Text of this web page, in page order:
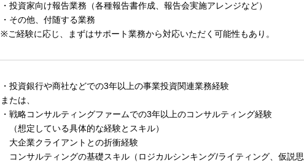
・投資家向け報告業務（各種報告書作成、報告会実施アレンジなど）
・その他、付随する業務
※ご経験に応じ、まずはサポート業務から対応いただく可能性もあり。
・投資銀行や商社などでの3年以上の事業投資関連業務経験
または、
・戦略コンサルティングファームでの3年以上のコンサルティング経験
（想定している具体的な経験とスキル）
大企業クライアントとの折衝経験
コンサルティングの基礎スキル（ロジカルシンキング/ライティング、仮説思